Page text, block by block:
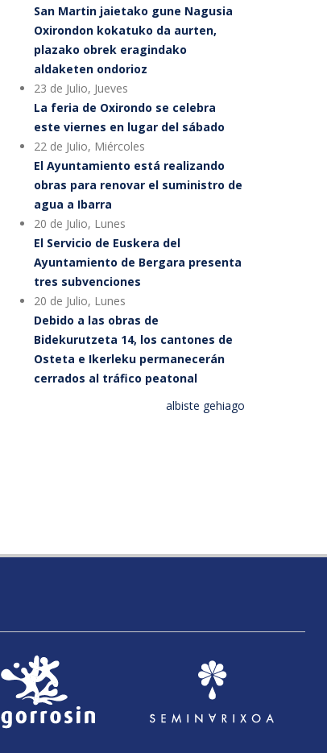
San Martin jaietako gune Nagusia
Oxirondon kokatuko da aurten,
plazako obrek eragindako
aldaketen ondorioz
23 de Julio, Jueves
La feria de Oxirondo se celebra
este viernes en lugar del sábado
22 de Julio, Miércoles
El Ayuntamiento está realizando
obras para renovar el suministro de
agua a Ibarra
20 de Julio, Lunes
El Servicio de Euskera del
Ayuntamiento de Bergara presenta
tres subvenciones
20 de Julio, Lunes
Debido a las obras de
Bidekurutzeta 14, los cantones de
Osteta e Ikerleku permanecerán
cerrados al tráfico peatonal
albiste gehiago